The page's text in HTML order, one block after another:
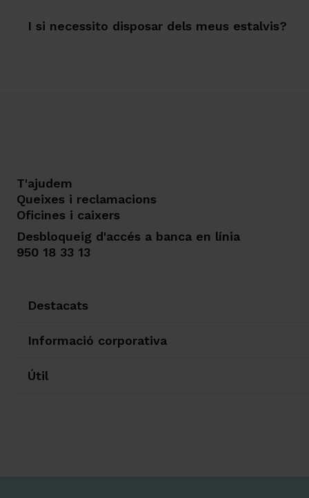
I si necessito disposar dels meus estalvis?
T'ajudem
Queixes i reclamacions
Oficines i caixers
Desbloqueig d'accés a banca en línia
950 18 33 13
Destacats
Informació corporativa
Útil